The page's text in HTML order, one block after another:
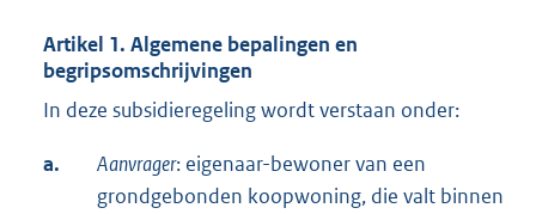
Artikel 1. Algemene bepalingen en
begripsomschrijvingen
In deze subsidieregeling wordt verstaan onder:
a. Aanvrager: eigenaar-bewoner van een
grondgebonden koopwoning, die valt binnen